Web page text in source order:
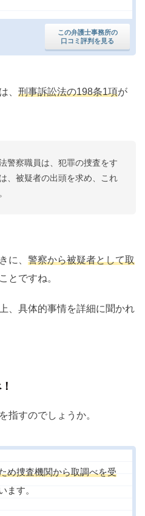
この弁護士事務所の
口コミ評判を見る
、 刑事訴訟法の198条1項が
警察職員は、犯罪の捜査をす
、被疑者の出頭を求め、これ
に、 警察から被疑者として取
とですね。
、具体的事情を詳細に聞かれ
指すのでしょうか。
め捜査機関から取調べを受
ます。